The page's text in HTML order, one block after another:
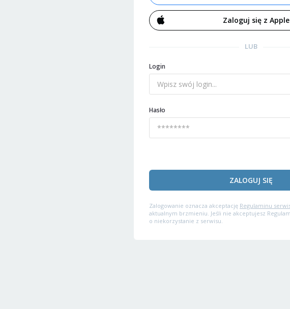
Zaloguj się z Apple
LUB
Login
Hasło
ZALOGUJ SIĘ
Zalogowanie oznacza akceptację Regulaminu
aktualnym brzmieniu. Jeśli nie akceptujesz
o niekorzystanie z serwisu.